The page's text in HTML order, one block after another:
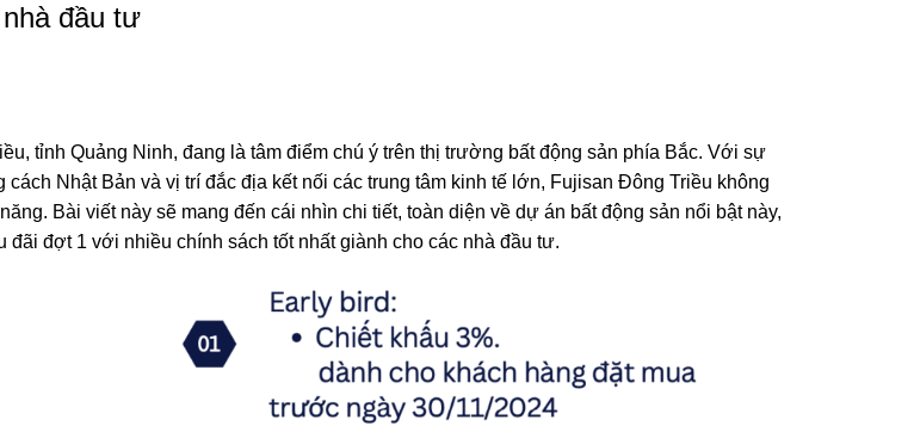
đầu tư
tỉnh Quảng Ninh, đang là tâm điểm chú ý trên thị trường bất động sản phía Bắc. Với sự
Nhật Bản và vị trí đắc địa kết nối các trung tâm kinh tế lớn, Fujisan Đông Triều không
Bài viết này sẽ mang đến cái nhìn chi tiết, toàn diện về dự án bất động sản nổi bật này,
đợt 1 với nhiều chính sách tốt nhất giành cho các nhà đầu tư.